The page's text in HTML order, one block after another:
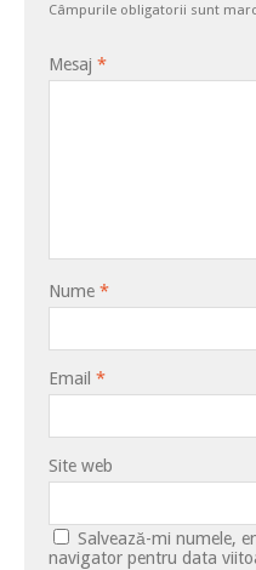
Câmpurile obligatorii sunt
Mesaj *
Nume *
Email *
Site web
Salvează-mi numele,
navigator pentru data